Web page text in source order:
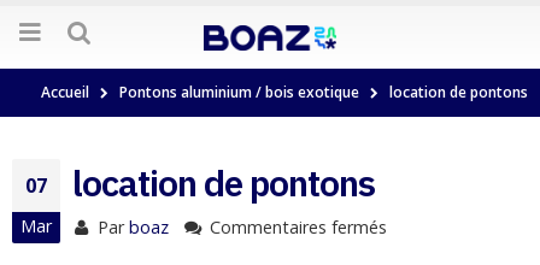
Accueil Pontons aluminium / bois exotique location de pontons
07
Mar
location de pontons
Parboaz Commentaires fermés